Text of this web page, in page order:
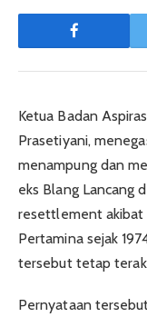
Ketua Badan
Prasetiyani,
menampung dan
eks Blang Lancang
resettlement akibat
Pertamina sejak
tersebut tetap
Pernyataan